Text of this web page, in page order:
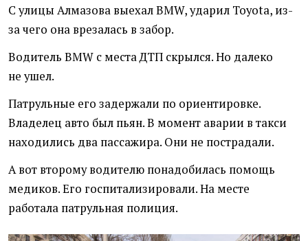
С улицы Алмазова выехал BMW, ударил Toyota, из-
за чего она врезалась в забор.
Водитель BMW с места ДТП скрылся. Но далеко
не ушел.
Патрульные его задержали по ориентировке.
Владелец авто был пьян. В момент аварии в такси
находились два пассажира. Они не пострадали.
А вот второму водителю понадобилась помощь
медиков. Его госпитализировали. На месте
работала патрульная полиция.